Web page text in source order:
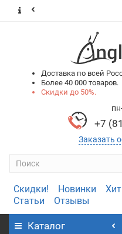
Доставка по всей
Более 40 000 товаров.
Скидки до 50%.
+7
Заказать
Скидки! Новинки
Статьи
Отзывы
Каталог